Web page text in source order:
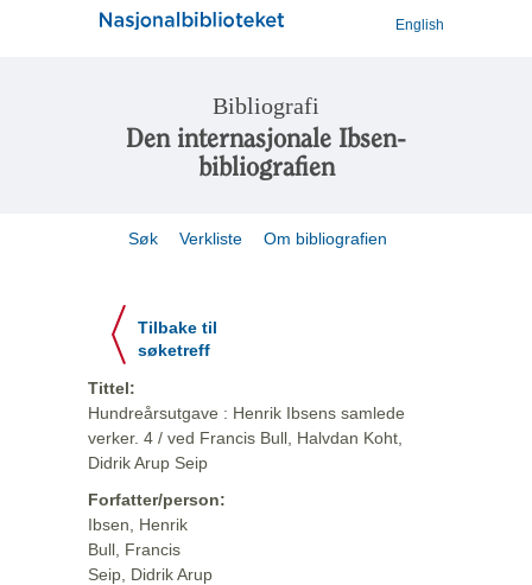
English
Bibliografi
Den internasjonale Ibsen-
bibliografien
Søk Verkliste Om bibliografien
Tilbake til
søketreff
Tittel:
Hundreårsutgave : Henrik Ibsens samlede
verker. 4 / ved Francis Bull, Halvdan Koht,
Didrik Arup Seip
Forfatter/person:
Ibsen, Henrik
Bull, Francis
Seip, Didrik Arup